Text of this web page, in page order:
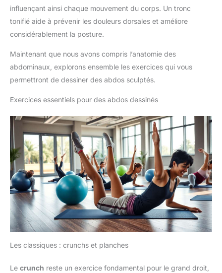
influençant ainsi chaque mouvement du corps. Un tronc
tonifié aide à prévenir les douleurs dorsales et améliore
considérablement la posture.
Maintenant que nous avons compris l’anatomie des
abdominaux, explorons ensemble les exercices qui vous
permettront de dessiner des abdos sculptés.
Exercices essentiels pour des abdos dessinés
Les classiques : crunchs et planches
Le crunch reste un exercice fondamental pour le grand droit,